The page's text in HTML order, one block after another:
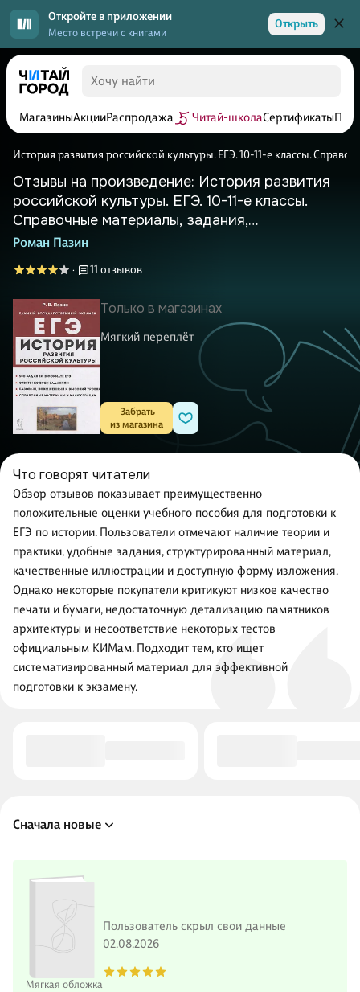
Откройте в приложении
Место встречи с книгами
Открыть
МагазиныАкцииРаспродажа Читай-школаСертификаты
История развития российской культуры. ЕГЭ. 10-11-е классы.
Отзывы на произведение: История развития
российской культуры. ЕГЭ. 10-11-е классы.
Справочные материалы, задания,
иллюстрации: учебно-методическое пособие
Роман Пазин
· 11 отзывов
Только в магазинах
Мягкий переплёт
Забрать
из магазина
Что говорят читатели
Обзор отзывов показывает преимущественно
положительные оценки учебного пособия для подготовки к
ЕГЭ по истории. Пользователи отмечают наличие теории и
практики, удобные задания, структурированный материал,
качественные иллюстрации и доступную форму изложения.
Однако некоторые покупатели критикуют низкое качество
печати и бумаги, недостаточную детализацию памятников
архитектуры и несоответствие некоторых тестов
официальным КИМам. Подходит тем, кто ищет
систематизированный материал для эффективной
подготовки к экзамену.
Сначала новые
Мягкая обложка
Пользователь скрыл свои данные
02.08.2026